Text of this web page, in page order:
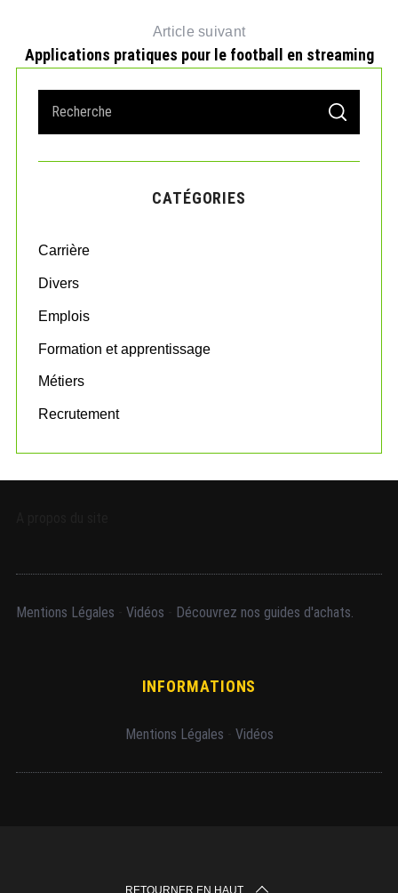
Article suivant
Applications pratiques pour le football en streaming
a
r
o
:
S
A
C
CATÉGORIES
Carrière
Divers
Emplois
Formation et apprentissage
Métiers
Recrutement
Mentions Légales Vidéos Découvrez nos guides d'achats.
INFORMATIONS
Mentions Légales Vidéos
RETOURNER EN HAUT